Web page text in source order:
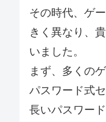
その時代、ゲ
きく異なり、
いました。
まず、多くの
パスワード式セ
長いパスワー